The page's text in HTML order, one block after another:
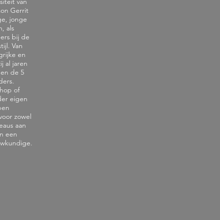
Gerrit
jonge
als
bij de
Van
en
al jaren
de 5
of
eigen
zowel
aan
een